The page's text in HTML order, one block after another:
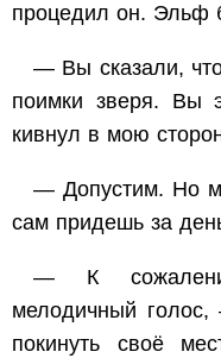
процедил он. Эльф
— Вы сказали,
поимки зверя. Вы
кивнул в мою
— Допустим. Но
сам придешь за
— К
мелодичный
покинуть своё